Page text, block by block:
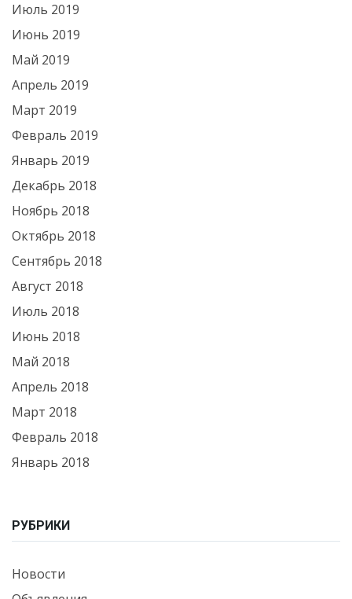
Июль 2019
Июнь 2019
Май 2019
Апрель 2019
Март 2019
Февраль 2019
Январь 2019
Декабрь 2018
Ноябрь 2018
Октябрь 2018
Сентябрь 2018
Август 2018
Июль 2018
Июнь 2018
Май 2018
Апрель 2018
Март 2018
Февраль 2018
Январь 2018
РУБРИКИ
Новости